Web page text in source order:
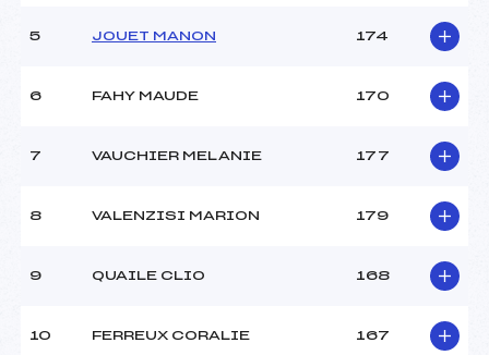
600
JE/SEN
5 JOUET MANON 174
6 FAHY MAUDE 170
7 VAUCHIER MELANIE 177
8 VALENZISI MARION 179
9 QUAILE CLIO 168
10 FERREUX CORALIE 167